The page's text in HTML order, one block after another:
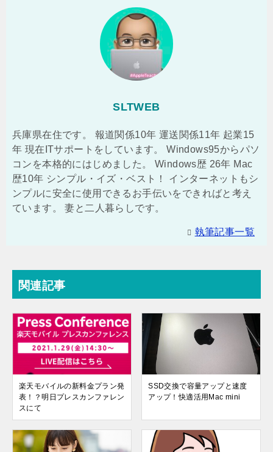
SLTWEB
兵庫県在住です。 報道関係10年 運送関係11年 起業15
年 現在ITサポートをしています。 Windows95からパソ
コンを本格的にはじめました。 Windows歴 26年 Mac
歴10年 シンプル・イズ・ベスト！ インターネットもシ
ンプルに安全に使用できるお手伝いをできればと考え
ています。 妻と二人暮らしです。
執筆記事一覧
関連記事
楽天モバイルの新料金プラン発
表！？明日プレスカンファレン
スにて
SSD交換で容量アップと速度
アップ！快適活用Mac mini